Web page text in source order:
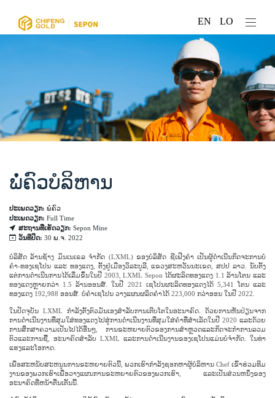
EN LO
ພໍ່ຄົວບໍລິຫານ
ປະເພດວຽກ: ພໍ່ຄົວ
ປະເພດວຽກ: Full Time
ສະຖານທີ່ເຮັດວຽກ: Sepon Mine
ວັນທີປິດ: 30 ພ.ຈ. 2022
ບໍລິສັດ ລ້ານຊ້າງ ມິນເນເຣລ ຈຳກັດ (LXML) ຂອງບໍລິສັດ ຊີເຟີງຄຳ ເປັນຜູ້ດຳເນີນກິດຈະການບໍ່
ຄຳ-ທອງເຊໂປນ ແລະ ທອງແດງ, ຕັ້ງຢູ່ເມືອງວິລະບູລີ, ແຂວງສະຫວັນນະເຂດ, ສປປ ລາວ. ນັບຕັ້ງ
ແຕ່ການດໍາເນີນການໄດ້ເລີ່ມຂຶ້ນໃນປີ 2003, LXML Sepon ໄດ້ຜະລິດທອງແດງ 1.1 ລ້ານໂຕນ ແລະ
ທອງແດງຫຼາຍກວ່າ 1.5 ລ້ານອອນສ໌. ໃນປີ 2021 ເຊໂປນຜະລິດທອງແດງໄດ້ 5,341 ໂຕນ ແລະ
ທອງແດງ 192,988 ອອນສ໌. ບໍ່ຄຳເຊໂປນ ວາງແຜນຜລິດຄຳໄດ້ 223,000 ກວ່າອອນ ໃນປີ 2022.
ໃນປັດຈຸບັນ LXML ກໍາລັງຕັ້ງຕົວມັນເອງສໍາລັບການເຕີບໂຕໃນອະນາຄົດ. ດ້ວຍການຫັນປ່ຽນຈາກ
ການດໍາເນີນງານທີ່ສຸມໃສ່ທອງແດງໄປສູ່ການດໍາເນີນງານທີ່ສຸມໃສ່ຄໍາທີ່ສໍາເລັດໃນປີ 2020 ແລະດ້ວຍ
ການສຶກສາຄວາມເປັນໄປໄດ້ອື່ນໆ, ການຂະຫຍາຍຕົວຂອງການສໍາຫຼວດແລະກິດຈະກໍາການລວມ
ຕົວແລະການຊື້, ອະນາຄົດສໍາລັບ LXML ແລະການດໍາເນີນງານຂອງເຊໂປນແມ່ນບໍ່ຈໍາກັດ. ໃນທ່າ
ແຮງແລະໂອກາດ.
ເພື່ອສະຫນັບສະຫນູນການຂະຫຍາຍຕົວນີ້, ພວກເຮົາກໍາລັງຊອກຫາຜູ້ບໍລິຫານ Chef ເຂົ້າຮ່ວມທີມ
ງານຂອງພວກເຮົາເພື່ອວາງແຜນການຂະຫຍາຍຕົວຂອງພວກເຮົາ, ແລະເປັນສ່ວນຫນຶ່ງຂອງ
ອະນາຄົດທີ່ຫນ້າຕື່ນເຕັ້ນນີ້.